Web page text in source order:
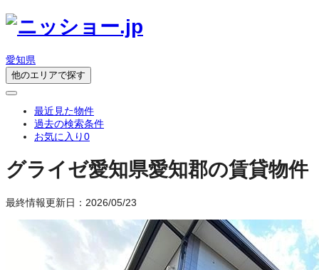
愛知県
他のエリアで探す
最近見た物件
過去の検索条件
お気に入り0
グライゼ愛知県愛知郡の賃貸物件
最終情報更新日：2026/05/23